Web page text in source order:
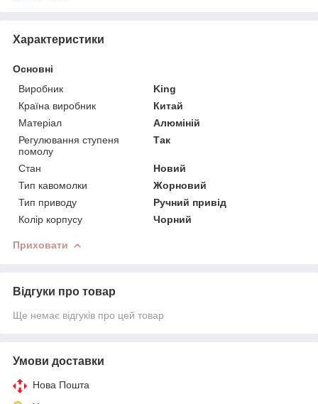
Характеристики
Основні
Виробник
King
Країна виробник
Китай
Матеріал
Алюміній
Регулювання ступеня
помолу
Так
Стан
Новий
Тип кавомолки
Жорновий
Тип приводу
Ручний привід
Колір корпусу
Чорний
Приховати
Відгуки про товар
Ще немає відгуків про цей товар
Умови доставки
Нова Пошта